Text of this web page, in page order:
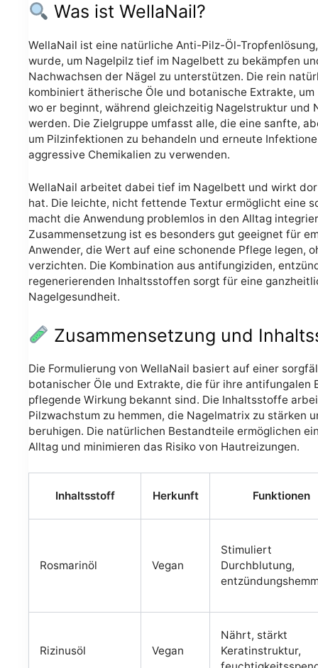
Was ist WellaNail?
WellaNail ist eine natürliche Anti-Pilz-Öl-
wurde, um Nagelpilz tief im Nagelbett zu bekämpfen
Nachwachsen der Nägel zu unterstützen. Die rein
kombiniert ätherische Öle und botanische Extrakte,
wo er beginnt, während gleichzeitig Nagelstruktur und
werden. Die Zielgruppe umfasst alle, die eine sanfte,
um Pilzinfektionen zu behandeln und erneute
aggressive Chemikalien zu verwenden.
WellaNail arbeitet dabei tief im Nagelbett und wirkt
hat. Die leichte, nicht fettende Textur ermöglicht eine
macht die Anwendung problemlos in den Alltag
Zusammensetzung ist es besonders gut geeignet für
Anwender, die Wert auf eine schonende Pflege legen,
verzichten. Die Kombination aus antifungiziden,
regenerierenden Inhaltsstoffen sorgt für eine
Nagelgesundheit.
Zusammensetzung und
Die Formulierung von WellaNail basiert auf einer
botanischer Öle und Extrakte, die für ihre antifungalen
pflegende Wirkung bekannt sind. Die Inhaltsstoffe
Pilzwachstum zu hemmen, die Nagelmatrix zu stärken
beruhigen. Die natürlichen Bestandteile ermöglichen
Alltag und minimieren das Risiko von Hautreizungen.
Inhaltsstoff Herkunft Funktionen
Rosmarinöl Vegan
Stimuliert
Durchblutung,
Rizinusöl Vegan
Nährt, stärkt
Keratinstruktur,